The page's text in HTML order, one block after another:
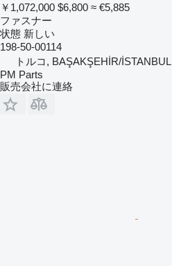
￥1,072,000 $6,800 ≈ €5,885
ファスナー
状態 新しい
198-50-00114
トルコ, BAŞAKŞEHİR/İSTANBUL
PM Parts
販売会社に連絡